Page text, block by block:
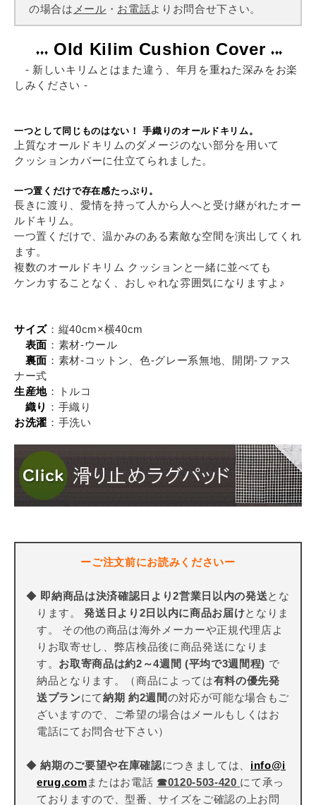
の場合は メール ・ お電話よりお問合せ下さい。
♦♦♦ Old Kilim Cushion Cover♦♦♦
- 新しいキリムとはまた違う、年月を重ねた深みをお楽
しみください -
一つとして同じものはない！ 手織りのオールドキリム。
上質なオールドキリムのダメージのない部分を用いて
クッションカバーに仕立てられました。
一つ置くだけで存在感たっぷり。
長きに渡り、愛情を持って人から人へと受け継がれたオー
ルドキリム。
一つ置くだけで、温かみのある素敵な空間を演出してくれ
ます。
複数のオールドキリム クッションと一緒に並べても
ケンカすることなく、おしゃれな雰囲気になりますよ♪
サイズ ：縦40cm×横40cm
表面 ：素材-ウール
裏面 ：素材-コットン、色-グレー系無地、開閉-ファス
ナー式
生産地 ：トルコ
織り ：手織り
お洗濯 ：手洗い
ーご注文前にお読みくださいー
◆ 即納商品は決済確認日より2営業日以内の発送とな
ります。発送日より2日以内に商品お届けとなりま
す。 その他の商品は海外メーカーや正規代理店よ
りお取寄せし、弊店検品後に商品発送になりま
す。 お取寄商品は約2～4週間 (平均で3週間程) で
納品となります。（商品によっては有料の優先発
送プランにて納期 約2週間の対応が可能な場合もご
ざいますので、ご希望の場合はメールもしくはお
電話にてお問合せ下さい）
◆納期のご要望や在庫確認につきましては、 info@i
erug.comまたはお電話 ☎0120-503-420 にて承っ
ておりますので、型番、サイズをご確認の上お問